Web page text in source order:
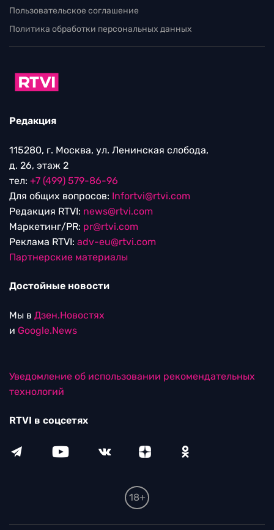
Пользовательское соглашение
Политика обработки персональных данных
Редакция
115280, г. Москва, ул. Ленинская слобода,
д. 26, этаж 2
тел: +7 (499) 579-86-96
Для общих вопросов: Infortvi@rtvi.com
Редакция RTVI: news@rtvi.com
Маркетинг/PR: pr@rtvi.com
Реклама RTVI: adv-eu@rtvi.com
Партнерские материалы
Достойные новости
Мы в Дзен.Новостях
и Google.News
Уведомление об использовании рекомендательных
технологий
RTVI в соцсетях
18+